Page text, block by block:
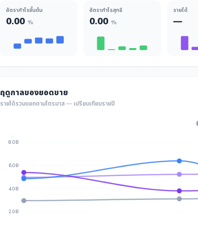
อัตรากำไรขั้นต้น
0.00 %
อัตรากำไรสุทธิ
0.00 %
รายได้
—
ฤดูกาลของยอดขาย
รายได้รวมแยกตามไตรมาส — เปรียบเทียบรายปี
8.0B
6.0B
4.0B
2.0B